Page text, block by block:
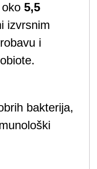
5,5
izvrsnim
i
bakterija,